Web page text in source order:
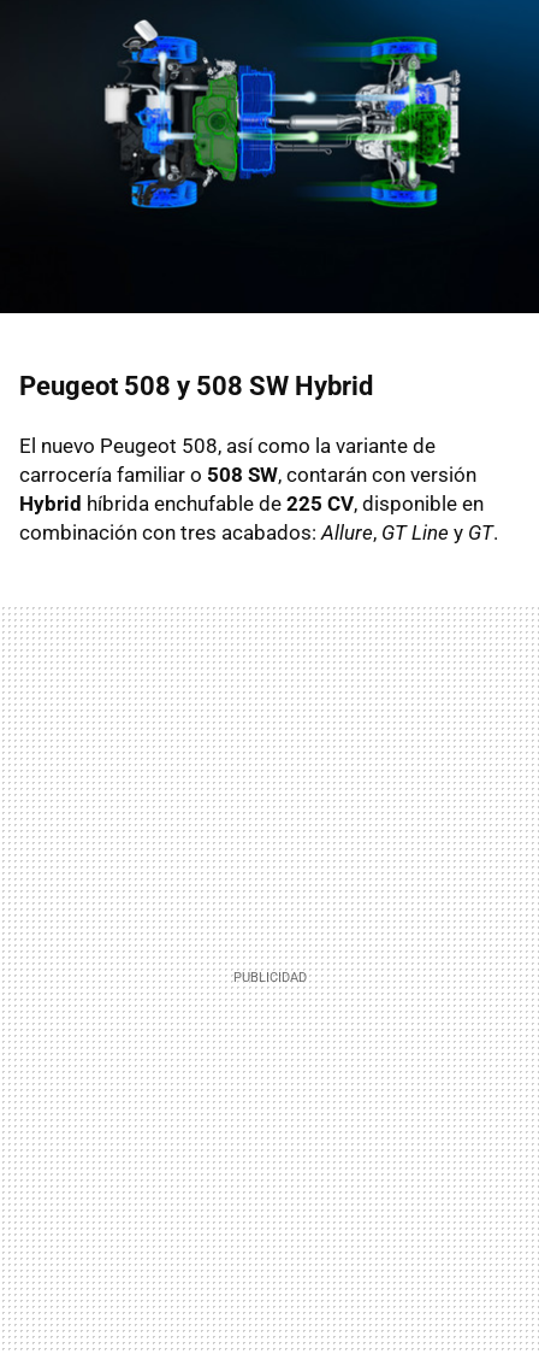
Peugeot 508 y 508 SW Hybrid
El nuevo Peugeot 508, así como la variante de
carrocería familiar o 508 SW, contarán con versión
Hybrid híbrida enchufable de 225 CV, disponible en
combinación con tres acabados: Allure, GT Line y GT.